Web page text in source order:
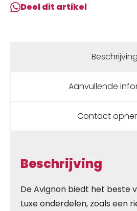
Deel dit artikel
Beschrijving
Aanvullende
Contact
Beschrijving
De Avignon biedt het beste
Luxe onderdelen, zoals een